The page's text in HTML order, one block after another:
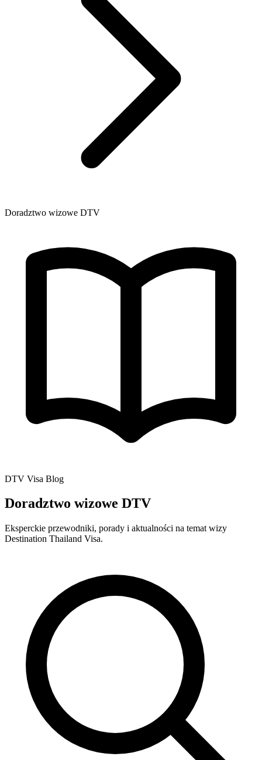
Doradztwo wizowe DTV
DTV Visa Blog
Doradztwo wizowe DTV
Eksperckie przewodniki, porady i aktualności na temat wizy
Destination Thailand Visa.